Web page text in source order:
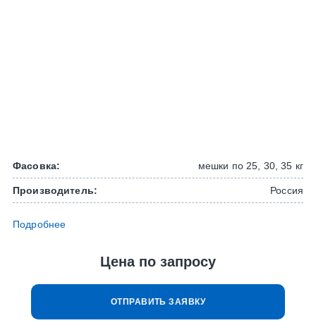
Фасовка: мешки по 25, 30, 35 кг
Производитель: Россия
Подробнее
Цена по запросу
ОТПРАВИТЬ ЗАЯВКУ